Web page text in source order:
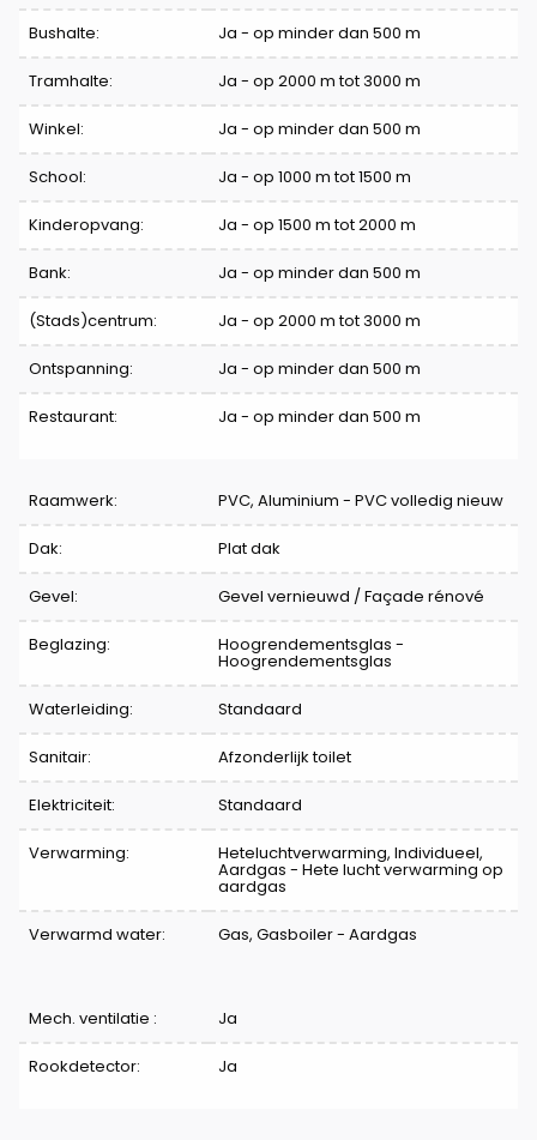
Bushalte: Ja - op minder dan 500 m
Tramhalte: Ja - op 2000 m tot 3000 m
Winkel: Ja - op minder dan 500 m
School: Ja - op 1000 m tot 1500 m
Kinderopvang: Ja - op 1500 m tot 2000 m
Bank: Ja - op minder dan 500 m
(Stads)centrum: Ja - op 2000 m tot 3000 m
Ontspanning: Ja - op minder dan 500 m
Restaurant: Ja - op minder dan 500 m
Raamwerk: PVC, Aluminium - PVC volledig nieuw
Dak: Plat dak
Gevel: Gevel vernieuwd / Façade rénové
Beglazing: Hoogrendementsglas -
Hoogrendementsglas
Waterleiding: Standaard
Sanitair: Afzonderlijk toilet
Elektriciteit: Standaard
Verwarming: Heteluchtverwarming, Individueel,
Aardgas - Hete lucht verwarming op
aardgas
Verwarmd water: Gas, Gasboiler - Aardgas
Mech. ventilatie : Ja
Rookdetector: Ja